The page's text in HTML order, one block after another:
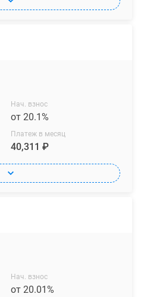
Нач. взнос
от 20.1%
Платеж в месяц
40,311 ₽
Нач. взнос
от 20.01%